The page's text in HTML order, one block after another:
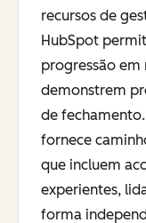
recursos de
HubSpot
progressão em
demonstrem
de
fornece
que incluem
experientes,
forma